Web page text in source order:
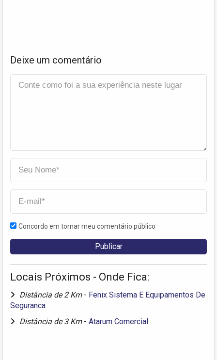
Deixe um comentário
Concordo em tornar meu comentário público
Locais Próximos - Onde Fica:
Distância de 2 Km - Fenix Sistema E Equipamentos De
Seguranca
Distância de 3 Km - Atarum Comercial